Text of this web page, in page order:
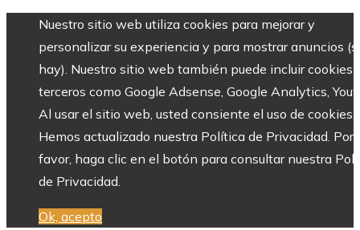
Nuestro sitio web utiliza cookies para mejorar y
personalizar su experiencia y para mostrar anuncios
hay). Nuestro sitio web también puede incluir cookies
terceros como Google Adsense, Google Analytics,
Al usar el sitio web, usted consiente el uso de cookies.
Hemos actualizado nuestra Política de Privacidad. Por
favor, haga clic en el botón para consultar nuestra
de Privacidad.
Ok, acepto